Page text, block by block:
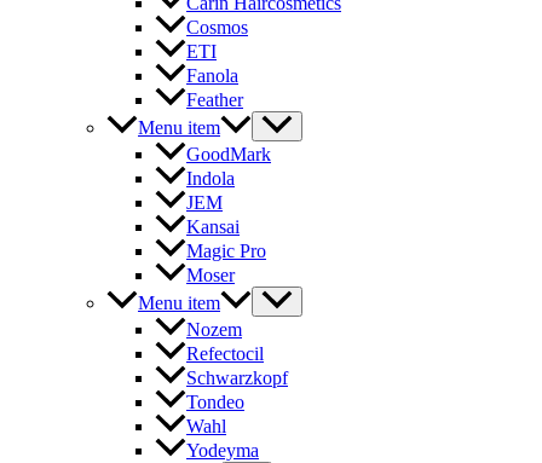
Cosmos
ETI
Fanola
Feather
Menu item
GoodMark
Indola
JEM
Kansai
Magic Pro
Moser
Menu item
Nozem
Refectocil
Schwarzkopf
Tondeo
Wahl
Yodeyma